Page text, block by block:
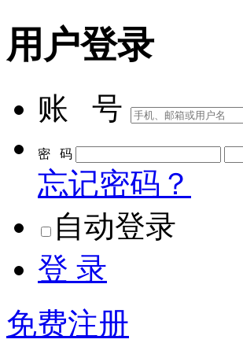
用户登录
账 号
密 码
忘记密码？
自动登录
登 录
免费注册